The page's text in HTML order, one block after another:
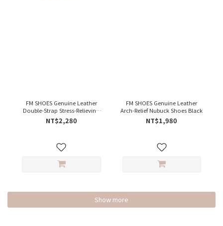
FM SHOES Genuine Leather
Double-Strap Stress-Relieving
Slippers Yellow
NT$2,280
FM SHOES Genuine Leather
Arch-Relief Nubuck Shoes Black
NT$1,980
Show more